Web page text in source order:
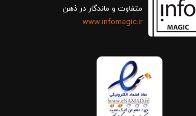
متفاوت و ماندگار در ذهن
www.infomagic.ir